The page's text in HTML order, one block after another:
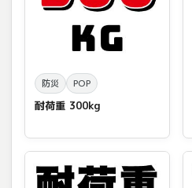
防災 POP
耐荷重 300kg